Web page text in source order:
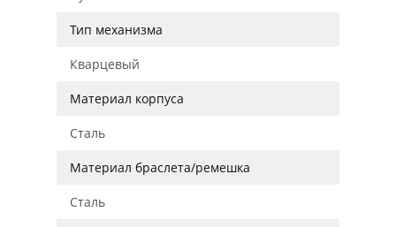
Тип механизма
Кварцевый
Материал корпуса
Сталь
Материал браслета/ремешка
Сталь